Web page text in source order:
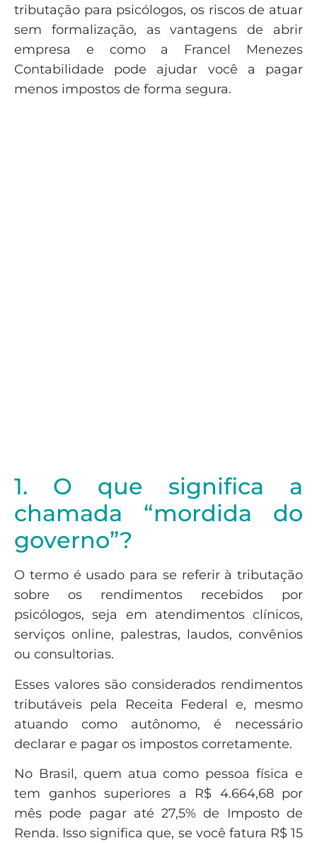
tributação para psicólogos, os riscos de atuar
sem formalização, as vantagens de abrir
empresa e como a Francel Menezes
Contabilidade pode ajudar você a pagar
menos impostos de forma segura.
1. O que significa a
chamada “mordida do
governo”?
O termo é usado para se referir à tributação
sobre os rendimentos recebidos por
psicólogos, seja em atendimentos clínicos,
serviços online, palestras, laudos, convênios
ou consultorias.
Esses valores são considerados rendimentos
tributáveis pela Receita Federal e, mesmo
atuando como autônomo, é necessário
declarar e pagar os impostos corretamente.
No Brasil, quem atua como pessoa física e
tem ganhos superiores a R$ 4.664,68 por
mês pode pagar até 27,5% de Imposto de
Renda. Isso significa que, se você fatura R$ 15